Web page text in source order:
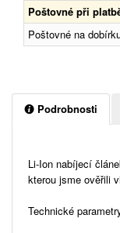
Poštovné při
Poštovné na
Podrobnosti
Li-Ion nabíjecí
kterou jsme ověřili
Technické